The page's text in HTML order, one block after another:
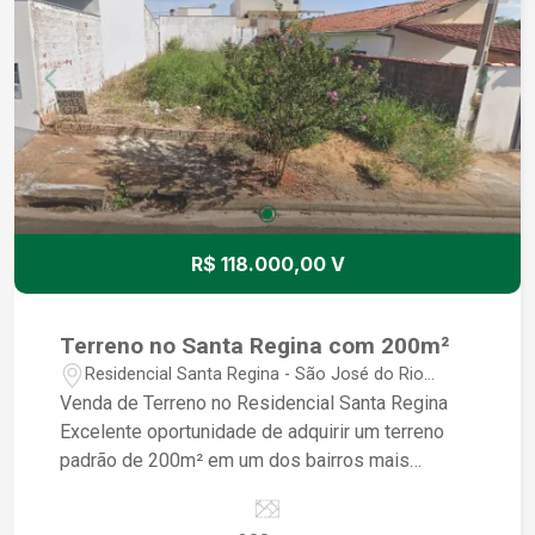
alto potencial de crescimento.
R$ 118.000,00 V
Terreno no Santa Regina com 200m²
Residencial Santa Regina - São José do Rio
Preto/SP
Venda de Terreno no Residencial Santa Regina
Excelente oportunidade de adquirir um terreno
padrão de 200m² em um dos bairros mais
Residencial Santa Regina Localização